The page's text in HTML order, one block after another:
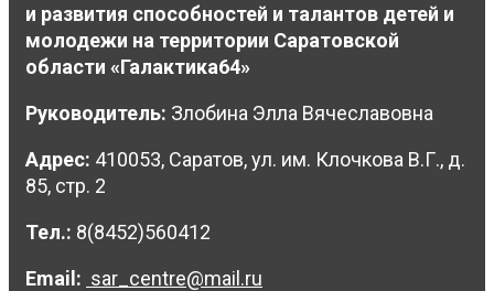
и развития способностей и талантов детей и
молодежи на территории Саратовской
области «Галактика64»
Руководитель: Злобина Элла Вячеславовна
Адрес: 410053, Саратов, ул. им. Клочкова В.Г., д.
85, стр. 2
Тел.: 8(8452)560412
Email: sar_centre@mail.ru